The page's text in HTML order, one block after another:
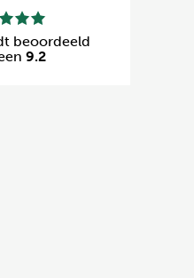
beoordeeld
9.2